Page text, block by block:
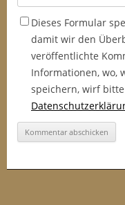
Dieses Formular
damit wir den
veröffentlichte
Informationen, wo,
speichern, wirf